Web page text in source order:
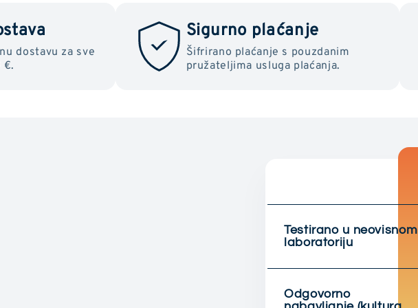
dostavu za sve
€.
Sigurno plaćanje
Šifrirano plaćanje s pouzdanim
pružateljima usluga plaćanja.
Testirano u neovisnom
laboratoriju
Odgovorno